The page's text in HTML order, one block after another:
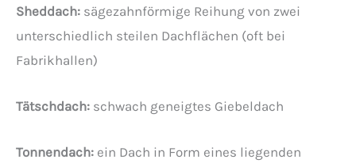
Sheddach: sägezahnförmige Reihung von zwei
unterschiedlich steilen Dachflächen (oft bei
Fabrikhallen)
Tätschdach: schwach geneigtes Giebeldach
Tonnendach: ein Dach in Form eines liegenden